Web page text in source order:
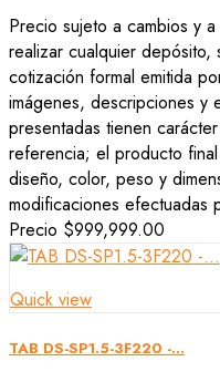
Precio sujeto a cambios y
realizar cualquier depósito,
cotización formal emitida
imágenes, descripciones y
presentadas tienen
referencia; el producto
diseño, color, peso y
modificaciones efectuadas
Precio $999,999.00
Quick view
TAB DS-SP1.5-3F220 -...